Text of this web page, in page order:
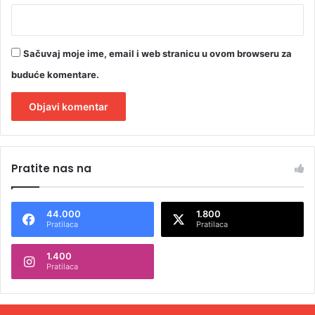
Sačuvaj moje ime, email i web stranicu u ovom browseru za
buduće komentare.
t
n
t
Pratite nas na
44.000
Pratilaca
1.800
Pratilaca
1.400
Pratilaca